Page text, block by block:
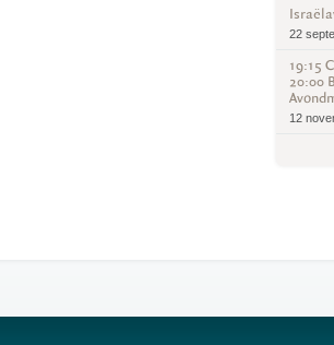
22
19:15
20:00
12